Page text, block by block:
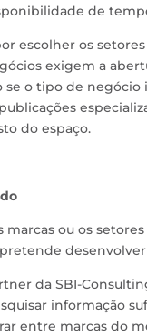
de
escolher os
exigem a
o tipo de negócio
do espaço.
marcas ou os
desenvolver
da SBI-
informação
entre marcas do